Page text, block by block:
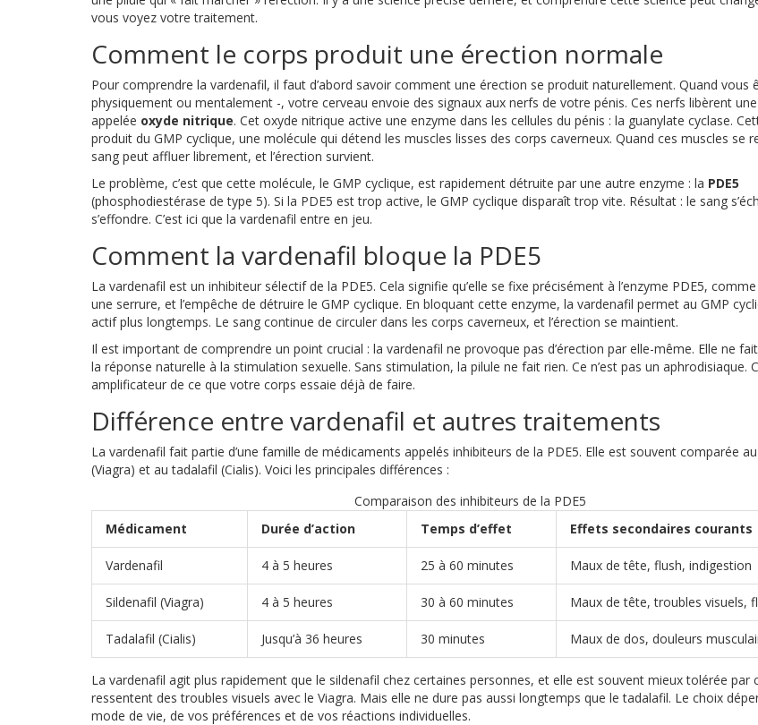
vous voyez votre traitement.
Comment le corps produit une érection normale
Pour comprendre la vardenafil, il faut d’abord savoir comment une érection se produit naturellement. Quand vous
physiquement ou mentalement -, votre cerveau envoie des signaux aux nerfs de votre pénis. Ces nerfs libèrent
appelée oxyde nitrique. Cet oxyde nitrique active une enzyme dans les cellules du pénis : la guanylate cyclase.
produit du GMP cyclique, une molécule qui détend les muscles lisses des corps caverneux. Quand ces muscles se
sang peut affluer librement, et l’érection survient.
Le problème, c’est que cette molécule, le GMP cyclique, est rapidement détruite par une autre enzyme : la PDE5
(phosphodiestérase de type 5). Si la PDE5 est trop active, le GMP cyclique disparaît trop vite. Résultat : le sang
s’effondre. C’est ici que la vardenafil entre en jeu.
Comment la vardenafil bloque la PDE5
La vardenafil est un inhibiteur sélectif de la PDE5. Cela signifie qu’elle se fixe précisément à l’enzyme PDE5,
une serrure, et l’empêche de détruire le GMP cyclique. En bloquant cette enzyme, la vardenafil permet au GMP
actif plus longtemps. Le sang continue de circuler dans les corps caverneux, et l’érection se maintient.
Il est important de comprendre un point crucial : la vardenafil ne provoque pas d’érection par elle-même. Elle ne
la réponse naturelle à la stimulation sexuelle. Sans stimulation, la pilule ne fait rien. Ce n’est pas un aphrodisiaque.
amplificateur de ce que votre corps essaie déjà de faire.
Différence entre vardenafil et autres traitements
La vardenafil fait partie d’une famille de médicaments appelés inhibiteurs de la PDE5. Elle est souvent comparée
(Viagra) et au tadalafil (Cialis). Voici les principales différences :
Comparaison des inhibiteurs de la PDE5
Médicament
Durée d’action Temps d’effet Effets secondaires courants
Vardenafil 4 à 5 heures 25 à 60 minutes Maux de tête, flush, indigestion
Sildenafil (Viagra) 4 à 5 heures 30 à 60 minutes Maux de tête, troubles visuels,
Tadalafil (Cialis) Jusqu’à 36 heures 30 minutes Maux de dos, douleurs
La vardenafil agit plus rapidement que le sildenafil chez certaines personnes, et elle est souvent mieux tolérée par
ressentent des troubles visuels avec le Viagra. Mais elle ne dure pas aussi longtemps que le tadalafil. Le choix
mode de vie, de vos préférences et de vos réactions individuelles.